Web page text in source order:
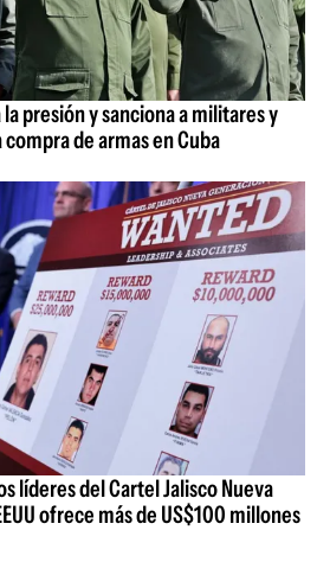
presión y sanciona a militares y
de armas en Cuba
líderes del Cartel Jalisco Nueva
ofrece más de US$100 millones